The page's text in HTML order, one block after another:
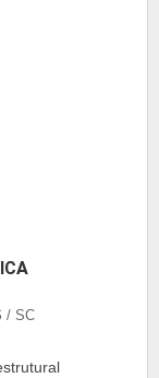
/ SC